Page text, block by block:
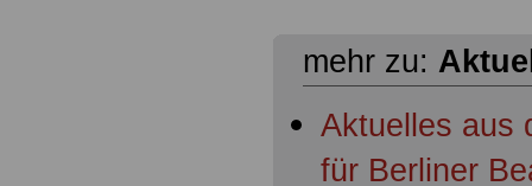
mehr zu:
Aktuelles aus
für Berliner